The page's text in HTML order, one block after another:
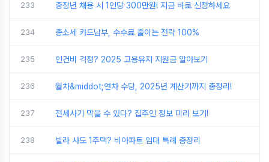
233 중장년 채용 시 1인당 300만원! 지금 바로 신청하세요
234 종소세 카드납부, 수수료 줄이는 전략 100%
235 인건비 걱정? 2025 고용유지 지원금 알아보기
236 월차&middot;연차 수당, 2025년 계산기까지 총정리!
237 전세사기 막을 수 있다? 집주인 정보 미리 보기!
238 빌라 사도 1주택? 비아파트 임대 특례 총정리